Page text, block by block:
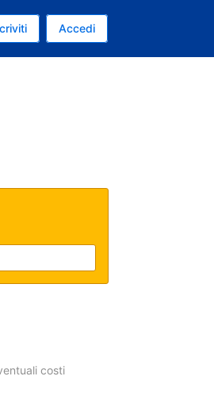
Accedi
costi